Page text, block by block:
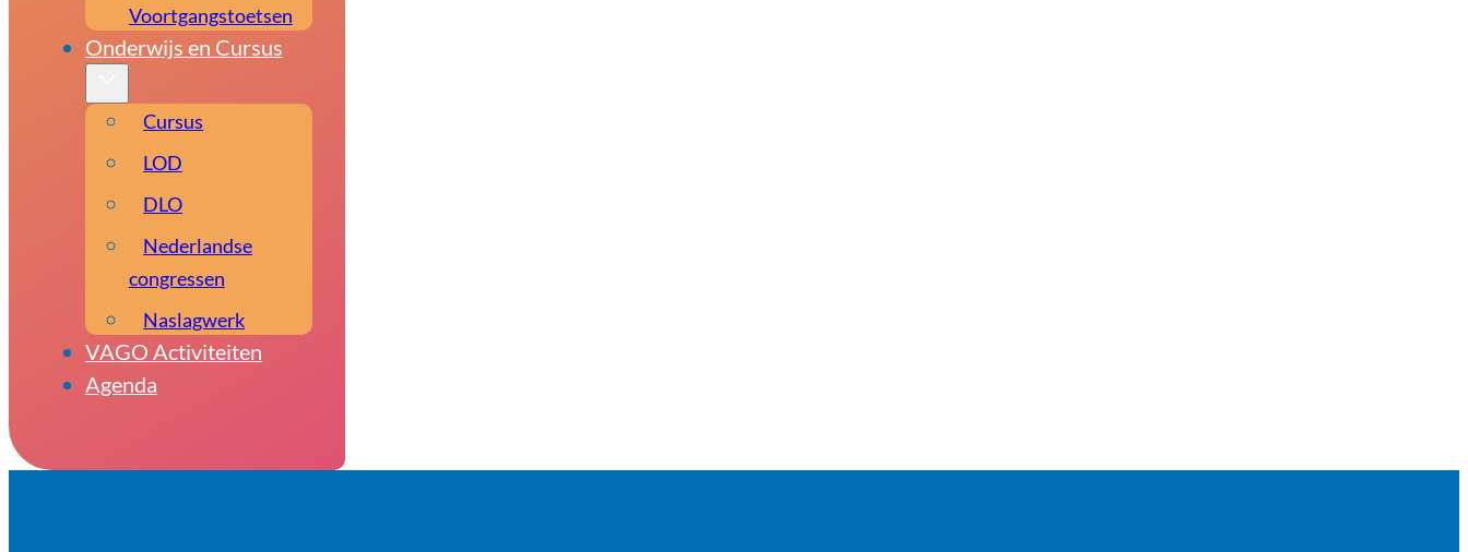
Voortgangstoetsen
Onderwijs en Cursus
Cursus
LOD
DLO
Nederlandse
congressen
Naslagwerk
VAGO Activiteiten
Agenda